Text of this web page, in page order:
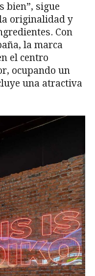
bien”, sigue
originalidad y
Con
la marca
el centro
ocupando un
una atractiva